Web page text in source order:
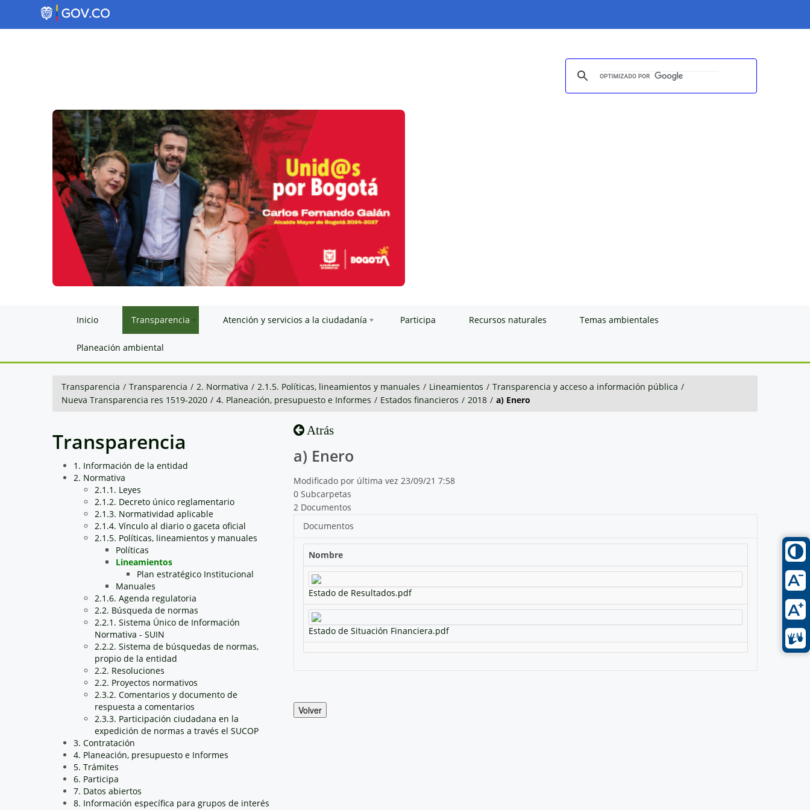
Inicio Transparencia Atención y servicios a la ciudadanía Participa Recursos naturales Temas ambientales
Planeación ambiental
Transparencia / Transparencia / 2. Normativa / 2.1.5. Políticas, lineamientos y manuales / Lineamientos / Transparencia y acceso a información pública /
Nueva Transparencia res 1519-2020 / 4. Planeación, presupuesto e Informes / Estados financieros / 2018 / a) Enero
Transparencia
1. Información de la entidad
2. Normativa
2.1.1. Leyes
2.1.2. Decreto único reglamentario
2.1.3. Normatividad aplicable
2.1.4. Vínculo al diario o gaceta oficial
2.1.5. Políticas, lineamientos y manuales
Políticas
Lineamientos
Plan estratégico Institucional
Manuales
2.1.6. Agenda regulatoria
2.2. Búsqueda de normas
2.2.1. Sistema Único de Información
Normativa - SUIN
2.2.2. Sistema de búsquedas de normas,
propio de la entidad
2.2. Resoluciones
2.2. Proyectos normativos
2.3.2. Comentarios y documento de
respuesta a comentarios
2.3.3. Participación ciudadana en la
expedición de normas a través el SUCOP
3. Contratación
4. Planeación, presupuesto e Informes
5. Trámites
6. Participa
7. Datos abiertos
8. Información específica para grupos de interés
Atrás
a) Enero
Modificado por última vez 23/09/21 7:58
0 Subcarpetas
2 Documentos
Documentos
Nombre
Estado de Resultados.pdf
Estado de Situación Financiera.pdf
Volver